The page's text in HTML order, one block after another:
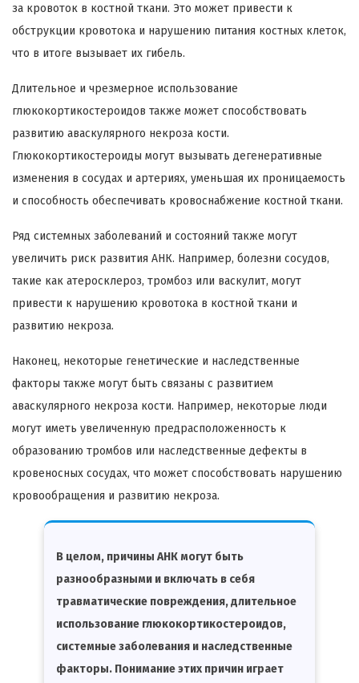
за кровоток в костной ткани. Это может привести к
обструкции кровотока и нарушению питания костных клеток,
что в итоге вызывает их гибель.
Длительное и чрезмерное использование
глюкокортикостероидов также может способствовать
развитию аваскулярного некроза кости.
Глюкокортикостероиды могут вызывать дегенеративные
изменения в сосудах и артериях, уменьшая их проницаемость
и способность обеспечивать кровоснабжение костной ткани.
Ряд системных заболеваний и состояний также могут
увеличить риск развития АНК. Например, болезни сосудов,
такие как атеросклероз, тромбоз или васкулит, могут
привести к нарушению кровотока в костной ткани и
развитию некроза.
Наконец, некоторые генетические и наследственные
факторы также могут быть связаны с развитием
аваскулярного некроза кости. Например, некоторые люди
могут иметь увеличенную предрасположенность к
образованию тромбов или наследственные дефекты в
кровеносных сосудах, что может способствовать нарушению
кровообращения и развитию некроза.
В целом, причины АНК могут быть
разнообразными и включать в себя
травматические повреждения, длительное
использование глюкокортикостероидов,
системные заболевания и наследственные
факторы. Понимание этих причин играет